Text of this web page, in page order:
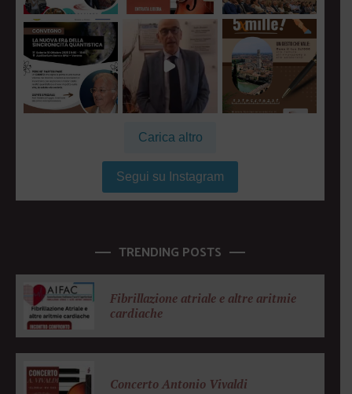
Carica altro
Segui su Instagram
TRENDING POSTS
Fibrillazione atriale e altre aritmie
cardiache
Concerto Antonio Vivaldi